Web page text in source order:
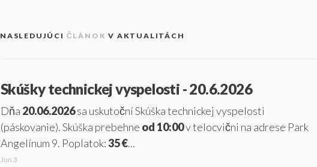
NASLEDUJÚCI ČLÁNOK V AKTUALITÁCH
Skúšky technickej vyspelosti - 20.6.2026
Dňa 20.06.2026sa uskutoční Skúška technickej vyspelosti
(páskovanie). Skúška prebehne od 10:00v telocvični na adrese Park
Angelínum 9. Poplatok: 35 €...
Jun 3